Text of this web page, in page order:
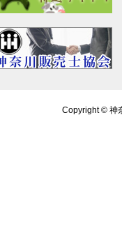
Copyright © 神